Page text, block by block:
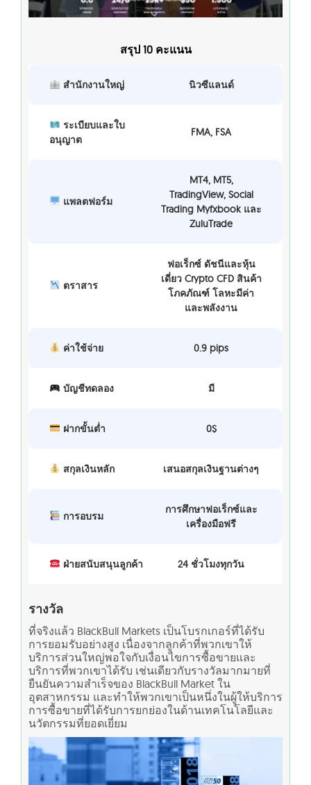
สรุป 10 คะแนน
สำนักงานใหญ่ นิวซีแลนด์
ระเบียบและใบ
อนุญาต
FMA, FSA
แพลตฟอร์ม
MT4, MT5,
TradingView, Social
Trading Myfxbook และ
ZuluTrade
ตราสาร
ฟอเร็กซ์ ดัชนีและหุ้น
เดี่ยว Crypto CFD สินค้า
โภคภัณฑ์ โลหะมีค่า
และพลังงาน
ค่าใช้จ่าย 0.9 pips
บัญชีทดลอง มี
ฝากขั้นต่ำ 0$
สกุลเงินหลัก เสนอสกุลเงินฐานต่างๆ
การอบรม
การศึกษาฟอเร็กซ์และ
เครื่องมือฟรี
ฝ่ายสนับสนุนลูกค้า 24 ชั่วโมงทุกวัน
รางวัล
ที่จริงแล้ว BlackBull Markets เป็นโบรกเกอร์ที่ได้รับ
การยอมรับอย่างสูง เนื่องจากลูกค้าที่พวกเขาให้
บริการส่วนใหญ่พอใจกับเงื่อนไขการซื้อขายและ
บริการที่พวกเขาได้รับ เช่นเดียวกับรางวัลมากมายที่
ยืนยันความสำเร็จของ BlackBull Market ใน
อุตสาหกรรม และทำให้พวกเขาเป็นหนึ่งในผู้ให้บริการ
การซื้อขายที่ได้รับการยกย่องในด้านเทคโนโลยีและ
นวัตกรรมที่ยอดเยี่ยม